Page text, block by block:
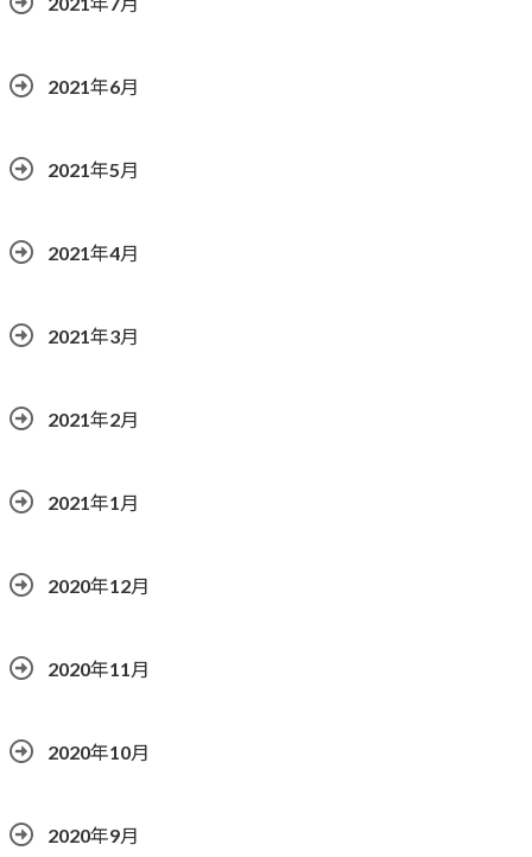
2021年6月
2021年5月
2021年4月
2021年3月
2021年2月
2021年1月
2020年12月
2020年11月
2020年10月
2020年9月